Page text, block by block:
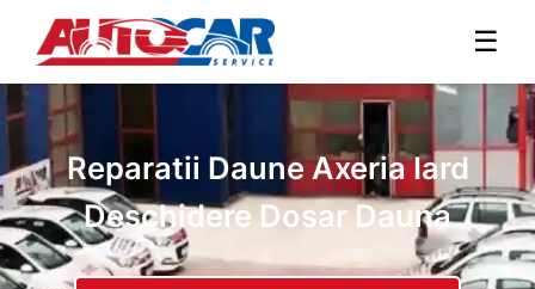
☰
Reparatii Daune Axeria Iard
Deschidere Dosar Dauna